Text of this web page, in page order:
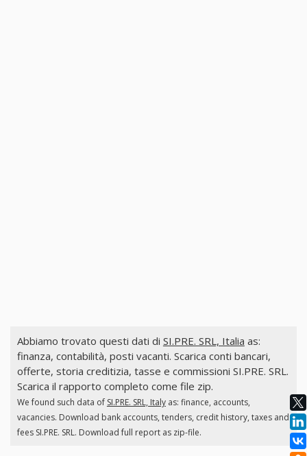
Abbiamo trovato questi dati di SI.PRE. SRL, Italia as:
finanza, contabilità, posti vacanti. Scarica conti bancari,
offerte, storia creditizia, tasse e commissioni SI.PRE. SRL.
Scarica il rapporto completo come file zip.
We found such data of SI.PRE. SRL, Italyas: finance, accounts,
vacancies. Download bank accounts, tenders, credit history, taxes and
fees SI.PRE. SRL. Download full report as zip-file.